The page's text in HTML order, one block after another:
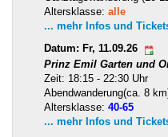
Altersklasse: alle
... mehr Infos und
Datum: Fr, 11.09.26
Prinz Emil Garten und
Zeit: 18:15 - 22:30 Uhr
Abendwanderung(ca. 8
Altersklasse: 40-65
... mehr Infos und